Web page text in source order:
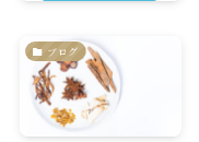
ブログ